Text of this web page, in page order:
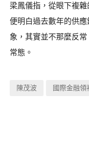
梁鳳儀指，從眼下複
便明白過去數年的供
象，其實並不那麼反
常態。
陳茂波 國際金融領